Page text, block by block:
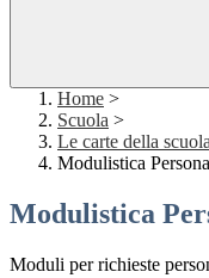
Home >
Scuola >
Le carte della scuola
Modulistica
Modulistica
Moduli per richieste